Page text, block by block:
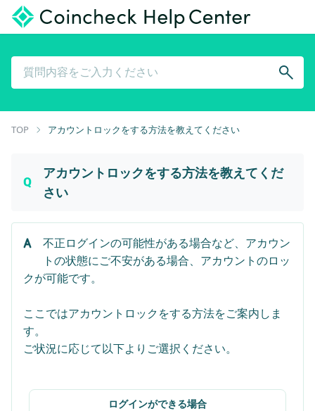
TOP アカウントロックをする方法を教えてください
アカウントロックをする方法を教えてくだ
さい
不正ログインの可能性がある場合など、アカウン
トの状態にご不安がある場合、アカウントのロッ
クが可能です。
ここではアカウントロックをする方法をご案内しま
す。
ご状況に応じて以下よりご選択ください。
ログインができる場合